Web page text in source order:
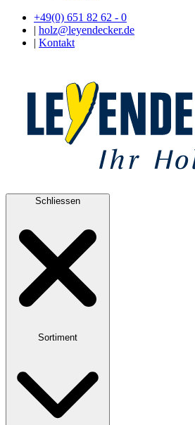
+49(0) 651 82 62 - 0
| holz@leyendecker.de
| Kontakt
Schliessen
Sortiment